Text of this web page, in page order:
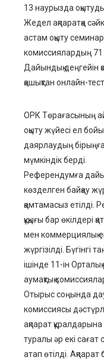
13 наурызда
Жедел ақпаратқа
астам оқыту
комиссиялардың 71
Дайындық деңгейін
қашықтан онлайн-
ОРК Төрағасының
оқыту жүйесі ел
даярлаудың
мүмкіндік берді.
Референдумға
көзделген байқау
қамтамасыз етілді.
құқығы бар өкілдері
мен коммерциялық
жүргізілді.
ішінде 11-ін
аумақтық
Отырыс соңында
комиссиясы
ақпарат
туралы әр екі сағат
атап өтілді. Ақпарат